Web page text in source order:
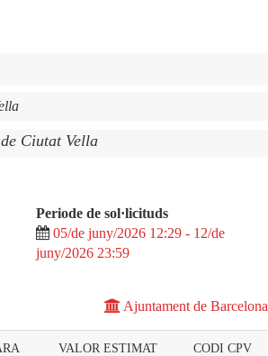
Ciutat Vella
Periode de sol·licituds
05/de juny/2026 12:29 - 12/de
juny/2026 23:59
Ajuntament de Barcelona
VALOR ESTIMAT CODI CPV